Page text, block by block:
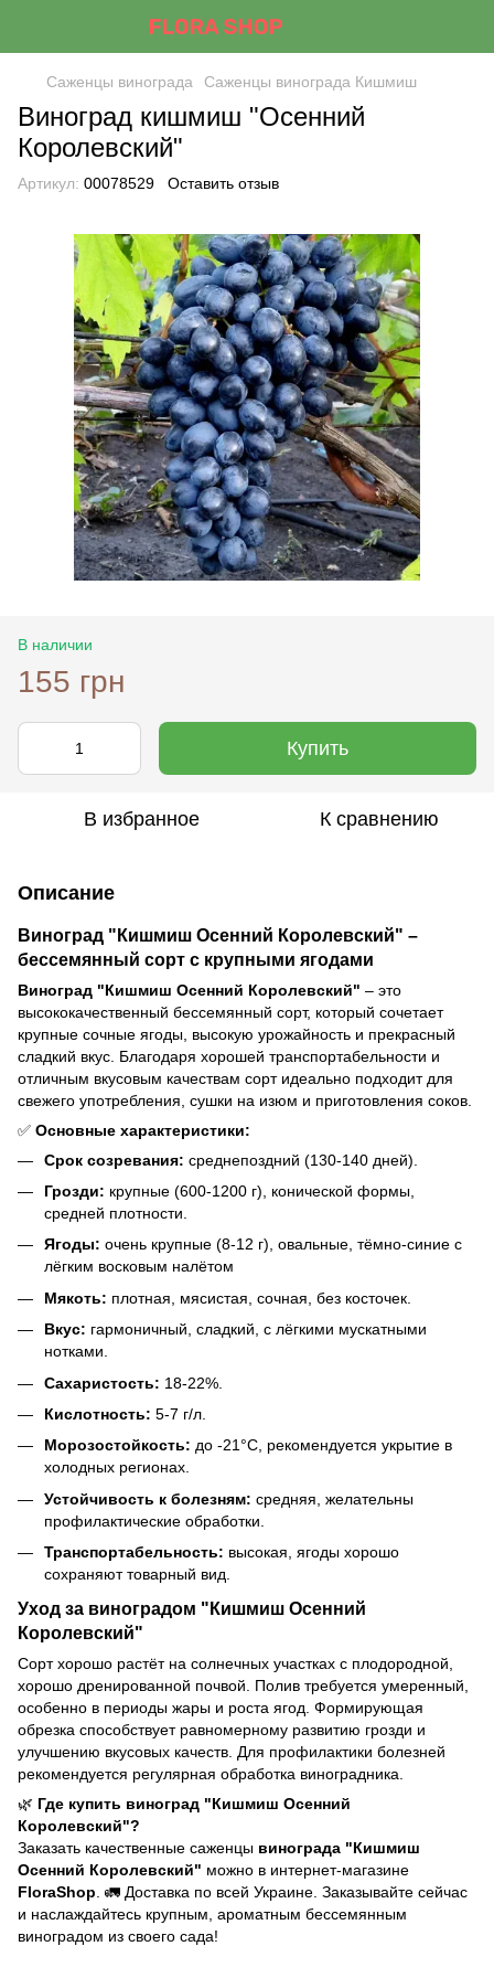
Саженцы винограда Саженцы винограда Кишмиш
Виноград кишмиш "Осенний
Королевский"
Артикул: 00078529 Оставить отзыв
В наличии
155 грн
Купить
В избранное К сравнению
Описание
Виноград "Кишмиш Осенний Королевский" –
бессемянный сорт с крупными ягодами
Виноград "Кишмиш Осенний Королевский" – это
высококачественный бессемянный сорт, который сочетает
крупные сочные ягоды, высокую урожайность и прекрасный
сладкий вкус. Благодаря хорошей транспортабельности и
отличным вкусовым качествам сорт идеально подходит для
свежего употребления, сушки на изюм и приготовления соков.
✅ Основные характеристики:
Срок созревания: среднепоздний (130-140 дней).
Грозди: крупные (600-1200 г), конической формы,
средней плотности.
Ягоды: очень крупные (8-12 г), овальные, тёмно-синие с
лёгким восковым налётом
Мякоть: плотная, мясистая, сочная, без косточек.
Вкус: гармоничный, сладкий, с лёгкими мускатными
нотками.
Сахаристость: 18-22%.
Кислотность: 5-7 г/л.
Морозостойкость: до -21°C, рекомендуется укрытие в
холодных регионах.
Устойчивость к болезням: средняя, желательны
профилактические обработки.
Транспортабельность: высокая, ягоды хорошо
сохраняют товарный вид.
Уход за виноградом "Кишмиш Осенний
Королевский"
Сорт хорошо растёт на солнечных участках с плодородной,
хорошо дренированной почвой. Полив требуется умеренный,
особенно в периоды жары и роста ягод. Формирующая
обрезка способствует равномерному развитию грозди и
улучшению вкусовых качеств. Для профилактики болезней
рекомендуется регулярная обработка виноградника.
🌿 Где купить виноград "Кишмиш Осенний
Королевский"?
Заказать качественные саженцы винограда "Кишмиш
Осенний Королевский" можно в интернет-магазине
FloraShop . 🚛 Доставка по всей Украине. Заказывайте сейчас
и наслаждайтесь крупным, ароматным бессемянным
виноградом из своего сада!